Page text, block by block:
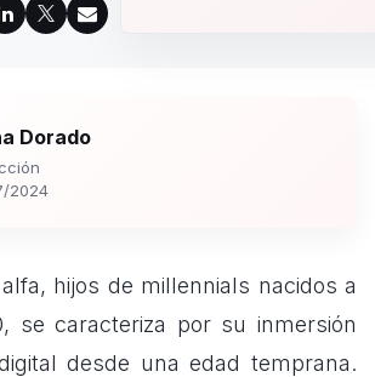
Dorado
2024
hijos de millennials nacidos a
se caracteriza por su inmersión
desde una edad temprana.